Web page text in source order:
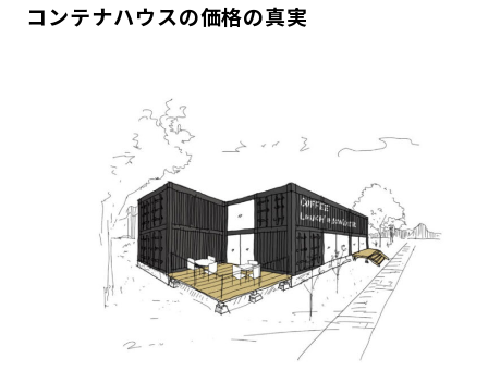
コンテナハウスの価格の真実